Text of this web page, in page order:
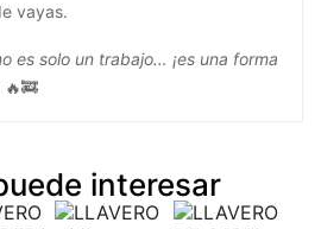
vayas.
es solo un trabajo… ¡es una forma
🔥🚒
interesar